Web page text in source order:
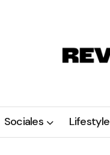
Sociales Lifestyle